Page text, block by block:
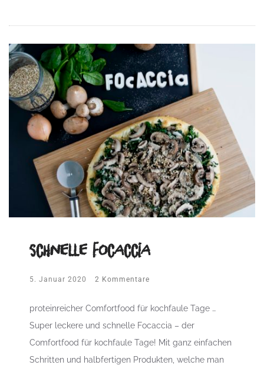
schnelle Focaccia
5. Januar 2020 2 Kommentare
proteinreicher Comfortfood für kochfaule Tage …
Super leckere und schnelle Focaccia – der
Comfortfood für kochfaule Tage! Mit ganz einfachen
Schritten und halbfertigen Produkten, welche man